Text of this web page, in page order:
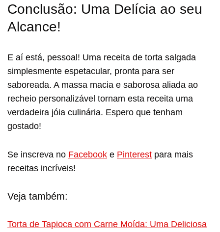
Conclusão: Uma Delícia ao seu
Alcance!
E aí está, pessoal! Uma receita de torta salgada
simplesmente espetacular, pronta para ser
saboreada. A massa macia e saborosa aliada ao
recheio personalizável tornam esta receita uma
verdadeira jóia culinária. Espero que tenham
gostado!
Se inscreva no Facebook e Pinterest para mais
receitas incríveis!
Veja também:
Torta de Tapioca com Carne Moída: Uma Deliciosa